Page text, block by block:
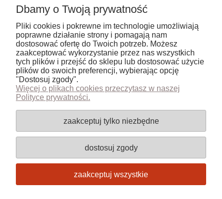
przylegają do materaca i nie ściągają się z niego.
Kolory oferowanych przez nas prześcieradeł są
różnorodne, dlatego bez najmniejszego problemu
można je idealnie dopasować do kolorystyki pościeli
używanej w sypialni.
Nie znaleziono produktów spełniających podane
kryteria.
Moje konto
Płatności i dostawa
Informacje
Dbamy o Twoją prywatność
Pliki cookies i pokrewne im technologie umożliwiają
poprawne działanie strony i pomagają nam
dostosować ofertę do Twoich potrzeb. Możesz
zaakceptować wykorzystanie przez nas wszystkich
tych plików i przejść do sklepu lub dostosować użycie
plików do swoich preferencji, wybierając opcję
"Dostosuj zgody".
Więcej o plikach cookies przeczytasz w naszej
Polityce prywatności.
zaakceptuj tylko niezbędne
dostosuj zgody
zaakceptuj wszystkie